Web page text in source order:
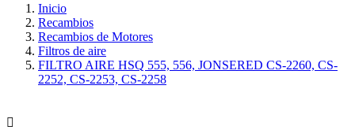
Inicio
Recambios
Recambios de Motores
Filtros de aire
FILTRO AIRE HSQ 555, 556, JONSERED CS-2260, CS-
2252, CS-2253, CS-2258
